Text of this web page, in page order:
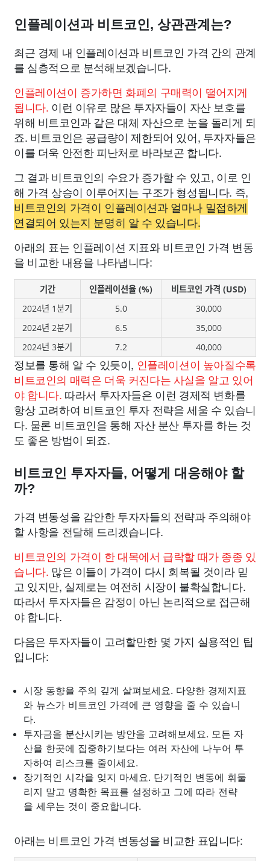
인플레이션과 비트코인, 상관관계는?
최근 경제 내 인플레이션과 비트코인 가격 간의 관계
를 심층적으로 분석해보겠습니다.
인플레이션이 증가하면 화폐의 구매력이 떨어지게
됩니다. 이런 이유로 많은 투자자들이 자산 보호를
위해 비트코인과 같은 대체 자산으로 눈을 돌리게 되
죠. 비트코인은 공급량이 제한되어 있어, 투자자들은
이를 더욱 안전한 피난처로 바라보곤 합니다.
그 결과 비트코인의 수요가 증가할 수 있고, 이로 인
해 가격 상승이 이루어지는 구조가 형성됩니다. 즉,
비트코인의 가격이 인플레이션과 얼마나 밀접하게
연결되어 있는지 분명히 알 수 있습니다.
아래의 표는 인플레이션 지표와 비트코인 가격 변동
을 비교한 내용을 나타냅니다:
기간 인플레이션율 (%)
비트코인 가격 (USD)
2024년 1분기
5.0
30,000
2024년 2분기
6.5
35,000
2024년 3분기
7.2 40,000
정보를 통해 알 수 있듯이, 인플레이션이 높아질수록
비트코인의 매력은 더욱 커진다는 사실을 알고 있어
야 합니다. 따라서 투자자들은 이런 경제적 변화를
항상 고려하여 비트코인 투자 전략을 세울 수 있습니
다. 물론 비트코인을 통해 자산 분산 투자를 하는 것
도 좋은 방법이 되죠.
비트코인 투자자들, 어떻게 대응해야 할
까?
가격 변동성을 감안한 투자자들의 전략과 주의해야
할 사항을 전달해 드리겠습니다.
비트코인의 가격이 한 대목에서 급락할 때가 종종 있
습니다. 많은 이들이 가격이 다시 회복될 것이라 믿
고 있지만, 실제로는 여전히 시장이 불확실합니다.
따라서 투자자들은 감정이 아닌 논리적으로 접근해
야 합니다.
다음은 투자자들이 고려할만한 몇 가지 실용적인 팁
입니다:
시장 동향을 주의 깊게 살펴보세요. 다양한 경제지표
와 뉴스가 비트코인 가격에 큰 영향을 줄 수 있습니
다.
투자금을 분산시키는 방안을 고려해보세요. 모든 자
산을 한곳에 집중하기보다는 여러 자산에 나누어 투
자하여 리스크를 줄이세요.
장기적인 시각을 잊지 마세요. 단기적인 변동에 휘둘
리지 말고 명확한 목표를 설정하고 그에 따라 전략
을 세우는 것이 중요합니다.
아래는 비트코인 가격 변동성을 비교한 표입니다: